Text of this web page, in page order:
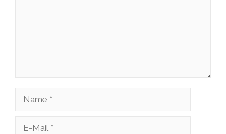
Name